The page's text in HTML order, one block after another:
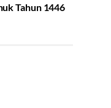
Tahun 1446